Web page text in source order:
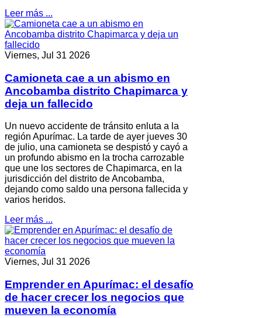
Leer más ...
Viernes, Jul 31 2026
Camioneta cae a un abismo en
Ancobamba distrito Chapimarca y
deja un fallecido
Un nuevo accidente de tránsito enluta a la
región Apurímac. La tarde de ayer jueves 30
de julio, una camioneta se despistó y cayó a
un profundo abismo en la trocha carrozable
que une los sectores de Chapimarca, en la
jurisdicción del distrito de Ancobamba,
dejando como saldo una persona fallecida y
varios heridos.
Leer más ...
Viernes, Jul 31 2026
Emprender en Apurímac: el desafío
de hacer crecer los negocios que
mueven la economía